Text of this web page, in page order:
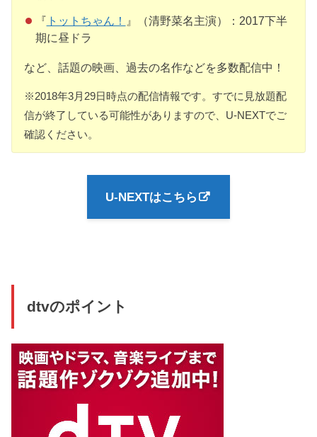
『 トットちゃん！
』（清野菜名主演）：2017下半
期に昼ドラ
など、話題の映画、過去の名作などを多数配信中！
※2018年3月29日時点の配信情報です。すでに見放題配
信が終了している可能性がありますので、U-NEXTでご
確認ください。
U-NEXTはこちら
dtvのポイント